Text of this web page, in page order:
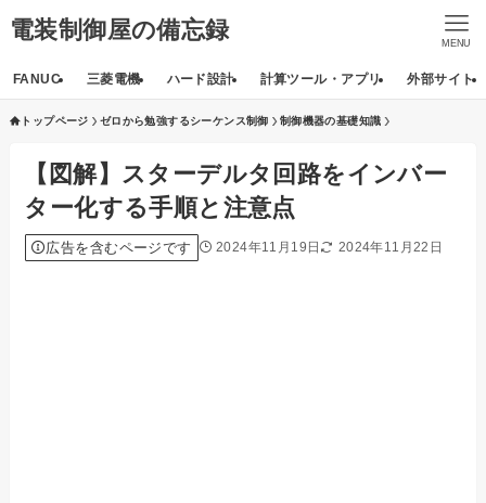
電装制御屋の備忘録 MENU
FANUC 三菱電機 ハード設計 計算ツール・アプリ 外部サイト
トップページ ゼロから勉強するシーケンス制御 制御機器の基礎知識
【図解】スターデルタ回路をインバー
ター化する手順と注意点
広告を含むページです 2024年11月19日 2024年11月22日